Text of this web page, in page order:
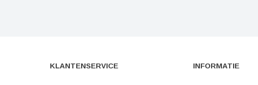
KLANTENSERVICE INFORMATIE